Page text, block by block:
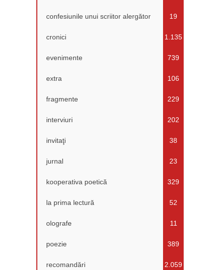
confesiunile unui scriitor alergător 19
cronici 1.135
evenimente 739
extra 106
fragmente 229
interviuri 202
invitaţi 38
jurnal 23
kooperativa poetică 329
la prima lectură 52
olografe 11
poezie 389
recomandări 2.059